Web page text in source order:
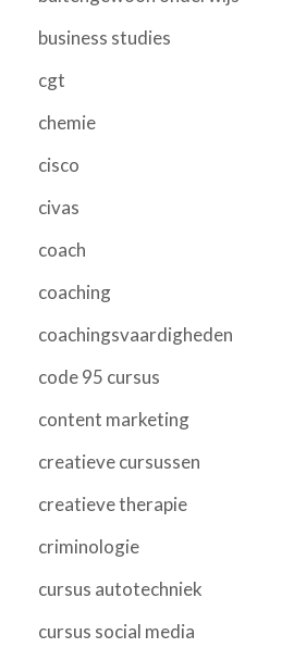
business studies
cgt
chemie
cisco
civas
coach
coaching
coachingsvaardigheden
code 95 cursus
content marketing
creatieve cursussen
creatieve therapie
criminologie
cursus autotechniek
cursus social media